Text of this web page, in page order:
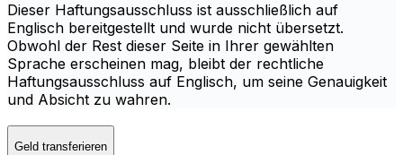
Dieser Haftungsausschluss ist ausschließlich auf
Englisch bereitgestellt und wurde nicht übersetzt.
Obwohl der Rest dieser Seite in Ihrer gewählten
Sprache erscheinen mag, bleibt der rechtliche
Haftungsausschluss auf Englisch, um seine Genauigkeit
und Absicht zu wahren.
Geld transferieren